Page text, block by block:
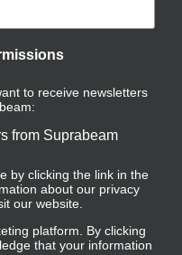
to receive newsletters
from Suprabeam
by clicking the link in the
about our privacy
our website.
platform. By clicking
that your information